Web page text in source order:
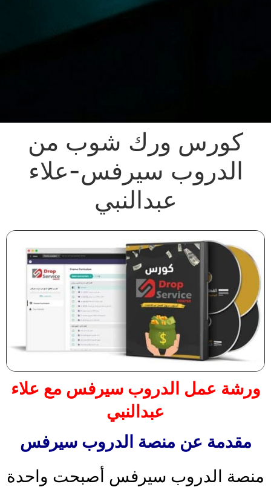
كورس ورك شوب من
الدروب سيرفس-علاء
عبدالنبي
ورشة عمل الدروب سيرفس مع علاء
عبدالنبي
مقدمة عن منصة الدروب سيرفس
منصة الدروب سيرفس أصبحت واحدة